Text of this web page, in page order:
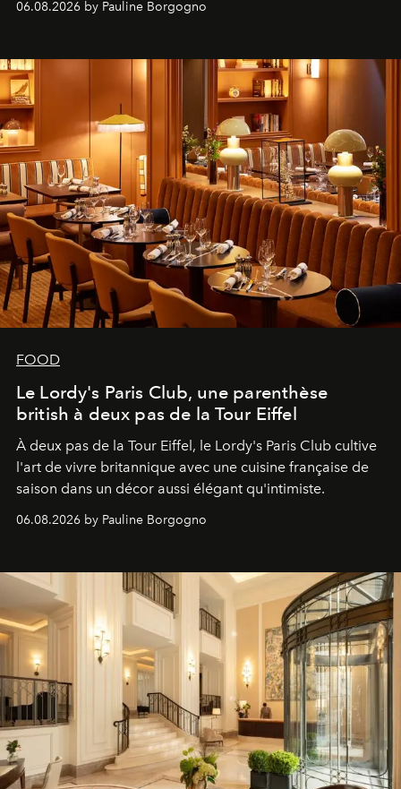
06.08.2026 by Pauline Borgogno
FOOD
Le Lordy's Paris Club, une parenthèse
british à deux pas de la Tour Eiffel
À deux pas de la Tour Eiffel, le Lordy's Paris Club cultive
l'art de vivre britannique avec une cuisine française de
saison dans un décor aussi élégant qu'intimiste.
06.08.2026 by Pauline Borgogno